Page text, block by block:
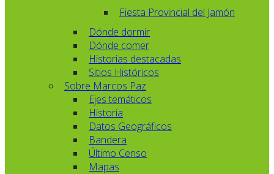
Fiesta Provincial del Jamón
Dónde dormir
Dónde comer
Historias destacadas
Sitios Históricos
Sobre Marcos Paz
Ejes temáticos
Historia
Datos Geográficos
Bandera
Último Censo
Mapas